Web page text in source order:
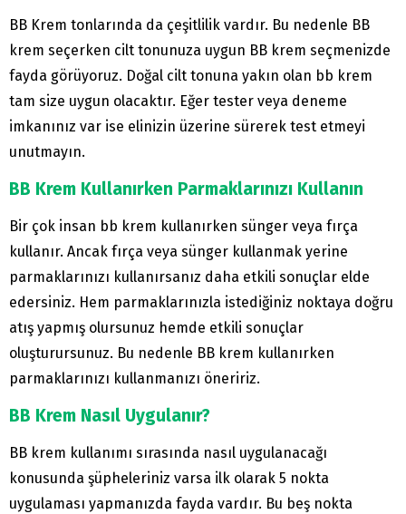
BB Krem tonlarında da çeşitlilik vardır. Bu nedenle BB
krem seçerken cilt tonunuza uygun BB krem seçmenizde
fayda görüyoruz. Doğal cilt tonuna yakın olan bb krem
tam size uygun olacaktır. Eğer tester veya deneme
imkanınız var ise elinizin üzerine sürerek test etmeyi
unutmayın.
BB Krem Kullanırken Parmaklarınızı Kullanın
Bir çok insan bb krem kullanırken sünger veya fırça
kullanır. Ancak fırça veya sünger kullanmak yerine
parmaklarınızı kullanırsanız daha etkili sonuçlar elde
edersiniz. Hem parmaklarınızla istediğiniz noktaya doğru
atış yapmış olursunuz hemde etkili sonuçlar
oluşturursunuz. Bu nedenle BB krem kullanırken
parmaklarınızı kullanmanızı öneririz.
BB Krem Nasıl Uygulanır?
BB krem kullanımı sırasında nasıl uygulanacağı
konusunda şüpheleriniz varsa ilk olarak 5 nokta
uygulaması yapmanızda fayda vardır. Bu beş nokta